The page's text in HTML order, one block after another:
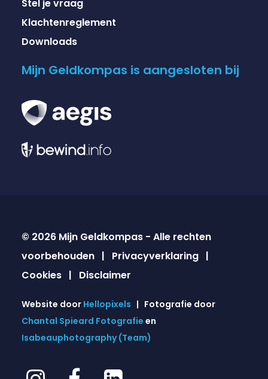
Stel je vraag
Klachtenreglement
Downloads
Mijn Geldkompas is aangesloten bij
© 2026 Mijn Geldkompas - Alle rechten
voorbehouden | Privacyverklaring |
Cookies | Disclaimer
Website door Hellopixels | Fotografie door
Chantal Spieard Fotografie en
Isabeauphotography (Team)